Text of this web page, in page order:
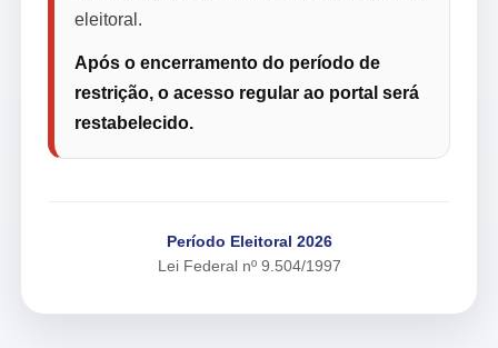
eleitoral.
Após o encerramento do período de
restrição, o acesso regular ao portal será
restabelecido.
Período Eleitoral 2026
Lei Federal nº 9.504/1997